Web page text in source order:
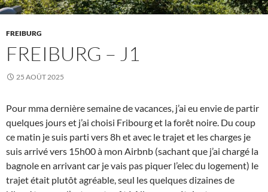
FREIBURG
FREIBURG – J1
25 AOÛT 2025
Pour mma dernière semaine de vacances, j’ai eu envie de partir
quelques jours et j’ai choisi Fribourg et la forêt noire. Du coup
ce matin je suis parti vers 8h et avec le trajet et les charges je
suis arrivé vers 15h00 à mon Airbnb (sachant que j’ai chargé la
bagnole en arrivant car je vais pas piquer l’elec du logement) le
trajet était plutôt agréable, seul les quelques dizaines de